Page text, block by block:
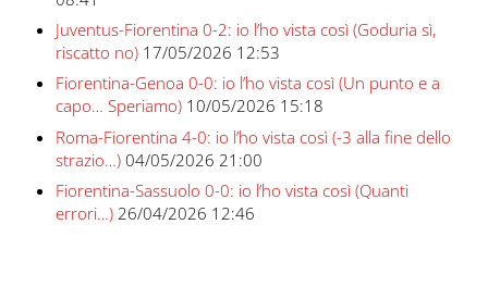
Juventus-Fiorentina 0-2: io l’ho vista così (Goduria sì,
riscatto no) 17/05/2026 12:53
Fiorentina-Genoa 0-0: io l’ho vista così (Un punto e a
capo… Speriamo) 10/05/2026 15:18
Roma-Fiorentina 4-0: io l’ho vista così (-3 alla fine dello
strazio…) 04/05/2026 21:00
Fiorentina-Sassuolo 0-0: io l’ho vista così (Quanti
errori…) 26/04/2026 12:46